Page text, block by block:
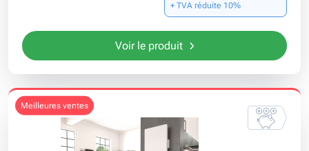
+ TVA réduite 10%
Voir le produit
meilleures ventes